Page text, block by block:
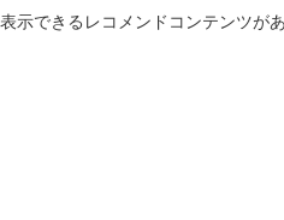
表示できるレコメンドコンテンツが